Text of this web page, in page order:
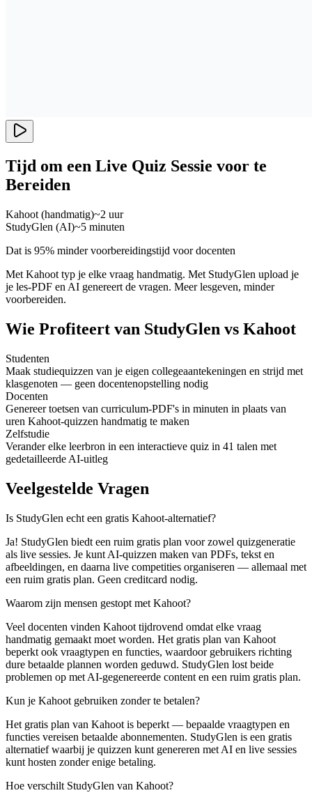
Tijd om een Live Quiz Sessie voor te
Bereiden
Kahoot (handmatig)~2 uur
StudyGlen (AI)~5 minuten
Dat is 95% minder voorbereidingstijd voor docenten
Met Kahoot typ je elke vraag handmatig. Met StudyGlen upload je
je les-PDF en AI genereert de vragen. Meer lesgeven, minder
voorbereiden.
Wie Profiteert van StudyGlen vs Kahoot
Studenten
Maak studiequizzen van je eigen collegeaantekeningen en strijd met
klasgenoten — geen docentenopstelling nodig
Docenten
Genereer toetsen van curriculum-PDF's in minuten in plaats van
uren Kahoot-quizzen handmatig te maken
Zelfstudie
Verander elke leerbron in een interactieve quiz in 41 talen met
gedetailleerde AI-uitleg
Veelgestelde Vragen
Is StudyGlen echt een gratis Kahoot-alternatief?
Ja! StudyGlen biedt een ruim gratis plan voor zowel quizgeneratie
als live sessies. Je kunt AI-quizzen maken van PDFs, tekst en
afbeeldingen, en daarna live competities organiseren — allemaal met
een ruim gratis plan. Geen creditcard nodig.
Waarom zijn mensen gestopt met Kahoot?
Veel docenten vinden Kahoot tijdrovend omdat elke vraag
handmatig gemaakt moet worden. Het gratis plan van Kahoot
beperkt ook vraagtypen en functies, waardoor gebruikers richting
dure betaalde plannen worden geduwd. StudyGlen lost beide
problemen op met AI-gegenereerde content en een ruim gratis plan.
Kun je Kahoot gebruiken zonder te betalen?
Het gratis plan van Kahoot is beperkt — bepaalde vraagtypen en
functies vereisen betaalde abonnementen. StudyGlen is een gratis
alternatief waarbij je quizzen kunt genereren met AI en live sessies
kunt hosten zonder enige betaling.
Hoe verschilt StudyGlen van Kahoot?